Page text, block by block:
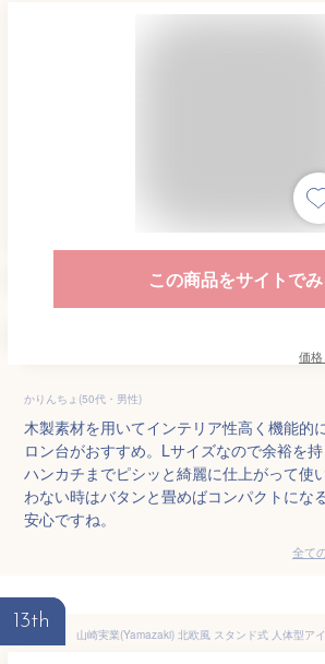
この商品をサイトで
価
かりんちょ(50代・男性)
木製素材を用いてインテリア性高く機能的
ロン台がおすすめ。Lサイズなので余裕を持
ハンカチまでピシッと綺麗に仕上がって使
わない時はバタンと畳めばコンパクトにな
安心ですね。
全て
13th